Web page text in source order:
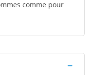
comme pour